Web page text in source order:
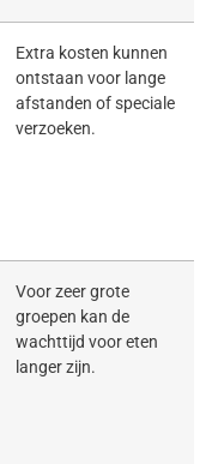
Extra kosten kunnen
ontstaan voor lange
afstanden of speciale
verzoeken.
Voor zeer grote
groepen kan de
wachttijd voor eten
langer zijn.